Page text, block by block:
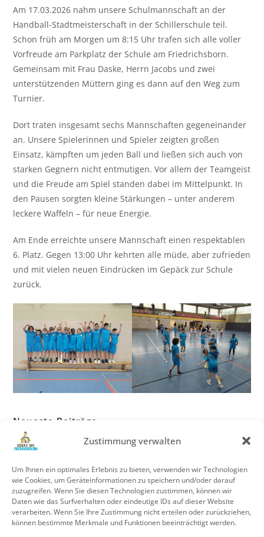
Zustimmung verwalten
Um Ihnen ein optimales Erlebnis zu bieten, verwenden wir Technologien
wie Cookies, um Geräteinformationen zu speichern und/oder darauf
zuzugreifen. Wenn Sie diesen Technologien zustimmen, können wir
Daten wie das Surfverhalten oder eindeutige IDs auf dieser Website
verarbeiten. Wenn Sie Ihre Zustimmung nicht erteilen oder zurückziehen,
können bestimmte Merkmale und Funktionen beeinträchtigt werden.
Am 17.03.2026 nahm unsere Schulmannschaft an der
Handball-Stadtmeisterschaft in der Schillerschule teil.
Schon früh am Morgen um 8:15 Uhr trafen sich alle voller
Vorfreude am Parkplatz der Schule am Friedrichsborn.
Gemeinsam mit Frau Daske, Herrn Jacobs und zwei
unterstützenden Müttern ging es dann auf den Weg zum
Turnier.
Dort traten insgesamt sechs Mannschaften gegeneinander
an. Unsere Spielerinnen und Spieler zeigten großen
Einsatz, kämpften um jeden Ball und ließen sich auch von
starken Gegnern nicht entmutigen. Vor allem der Teamgeist
und die Freude am Spiel standen dabei im Mittelpunkt. In
den Pausen sorgten kleine Stärkungen – unter anderem
leckere Waffeln – für neue Energie.
Am Ende erreichte unsere Mannschaft einen respektablen
6. Platz. Gegen 13:00 Uhr kehrten alle müde, aber zufrieden
und mit vielen neuen Eindrücken im Gepäck zur Schule
zurück.
Neueste Beiträge
Ein gelungenes OGS-Abschlussfest zum Schuljahresende
Schülerparlament erlebt einen besonderen Kinotag
Unser neues Basketballfeld ist eröffnet!
Ein spannender Blick hinter die Kulissen von Antenne Unna